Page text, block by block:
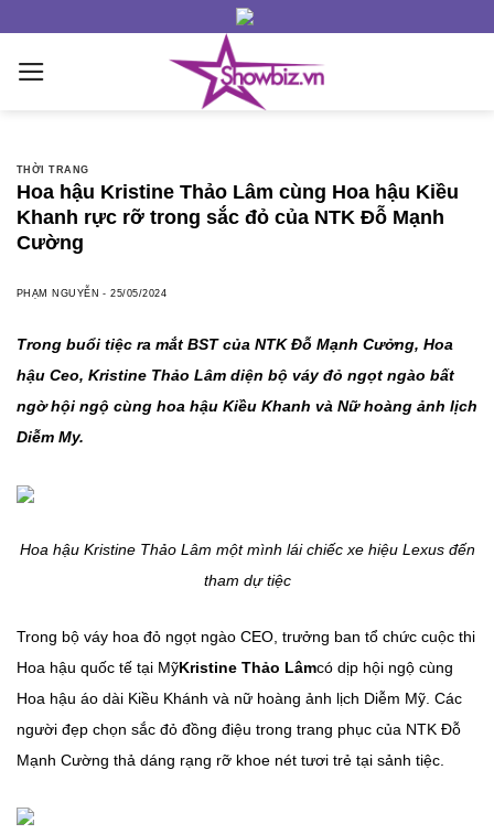
content
THỜI TRANG
Hoa hậu Kristine Thảo Lâm cùng Hoa hậu Kiều
Khanh rực rỡ trong sắc đỏ của NTK Đỗ Mạnh
Cường
PHẠM NGUYỄN -25/05/2024
Trong buổi tiệc ra mắt BST của NTK Đỗ Mạnh Cưởng, Hoa
hậu Ceo, Kristine Thảo Lâm diện bộ váy đỏ ngọt ngào bất
ngờ hội ngộ cùng hoa hậu Kiều Khanh và Nữ hoàng ảnh lịch
Diễm My.
Hoa hậu Kristine Thảo Lâm một mình lái chiếc xe hiệu Lexus đến
tham dự tiệc
Trong bộ váy hoa đỏ ngọt ngào CEO, trưởng ban tổ chức cuộc thi
Hoa hậu quốc tế tại MỹKristine Thảo Lâmcó dịp hội ngộ cùng
Hoa hậu áo dài Kiều Khánh và nữ hoàng ảnh lịch Diễm Mỹ. Các
người đẹp chọn sắc đỏ đồng điệu trong trang phục của NTK Đỗ
Mạnh Cường thả dáng rạng rỡ khoe nét tươi trẻ tại sảnh tiệc.